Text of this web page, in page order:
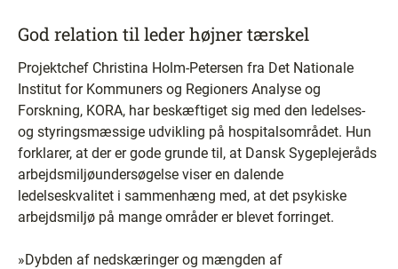
God relation til leder højner tærskel
Projektchef Christina Holm-Petersen fra Det Nationale
Institut for Kommuners og Regioners Analyse og
Forskning, KORA, har beskæftiget sig med den ledelses-
og styringsmæssige udvikling på hospitalsområdet. Hun
forklarer, at der er gode grunde til, at Dansk Sygeplejeråds
arbejdsmiljøundersøgelse viser en dalende
ledelseskvalitet i sammenhæng med, at det psykiske
arbejdsmiljø på mange områder er blevet forringet.
»Dybden af nedskæringer og mængden af